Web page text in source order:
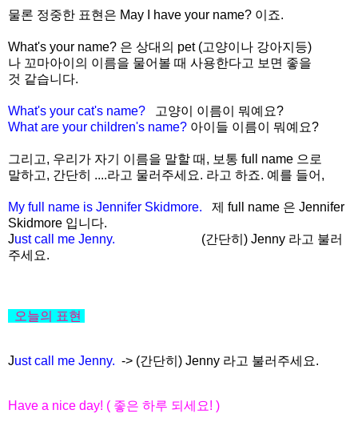
물론 정중한 표현은 May I have your name? 이죠.
What's your name? 은 상대의 pet (고양이나 강아지등)
나 꼬마아이의 이름을 물어볼 때 사용한다고 보면 좋을
것 같습니다.
What's your cat's name? 고양이 이름이 뭐예요?
What are your children's name? 아이들 이름이 뭐예요?
그리고, 우리가 자기 이름을 말할 때, 보통 full name 으로
말하고, 간단히 ....라고 물러주세요. 라고 하죠. 예를 들어,
My full name is Jennifer Skidmore. 제 full name 은 Jennifer
Skidmore 입니다.
Just call me Jenny. (간단히) Jenny 라고 불러
주세요.
오늘의 표현
Just call me Jenny. -> (간단히) Jenny 라고 불러주세요.
Have a nice day! ( 좋은 하루 되세요! )